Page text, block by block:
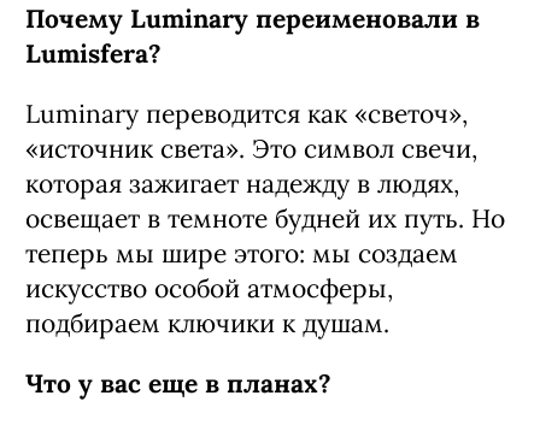
Почему Luminary переименовали в
Lumisfera?
Luminary переводится как «светоч»,
«источник света». Это символ свечи,
которая зажигает надежду в людях,
освещает в темноте будней их путь. Но
теперь мы шире этого: мы создаем
искусство особой атмосферы,
подбираем ключики к душам.
Что у вас еще в планах?